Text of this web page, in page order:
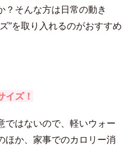
？そんな方は日常の動き
”を取り入れるのがおすすめ
イズ！
ではないので、軽いウォー
ほか、家事でのカロリー消